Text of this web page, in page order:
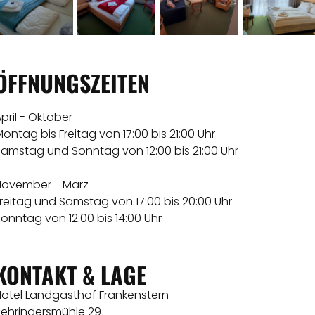
- Oktober
bis Freitag von 17:00 bis 21:00 Uhr
und Sonntag von 12:00 bis 21:00 Uhr
- März
und Samstag von 17:00 bis 20:00 Uhr
von 12:00 bis 14:00 Uhr
& LAGE
Landgasthof Frankenstern
29